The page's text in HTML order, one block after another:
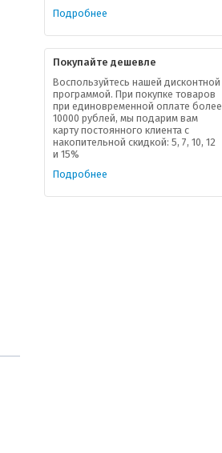
Подробнее
Покупайте дешевле
Воспользуйтесь нашей дисконтной
программой. При покупке товаров
при единовременной оплате более
10000 рублей, мы подарим вам
карту постоянного клиента с
накопительной скидкой: 5, 7, 10, 12
и 15%
Подробнее